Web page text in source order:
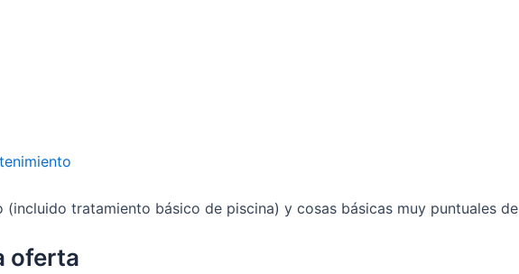
(incluido tratamiento básico de piscina) y cosas básicas muy puntuales de
oferta